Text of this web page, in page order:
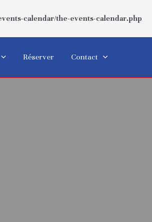
calendar/the-events-calendar.php
Réserver Contact